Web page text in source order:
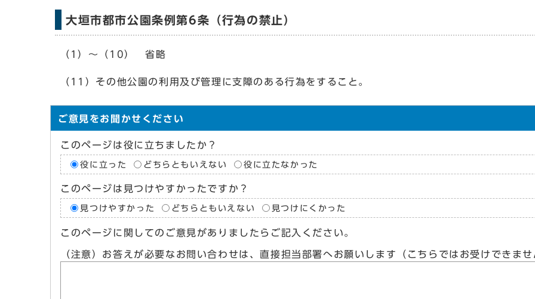
大垣市都市公園条例第6条（行為の禁止）
（1）～（10） 省略
（11）その他公園の利用及び管理に支障のある行為をすること。
ご意見をお聞かせください
このページは役に立ちましたか？
役に立った どちらともいえない 役に立たなかった
このページは見つけやすかったですか？
見つけやすかった どちらともいえない 見つけにくかった
このページに関してのご意見がありましたらご記入ください。
（注意）お答えが必要なお問い合わせは、直接担当部署へお願いします（こちらではお受けできま